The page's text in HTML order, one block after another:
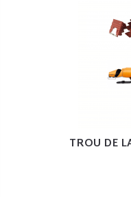
TROU DE